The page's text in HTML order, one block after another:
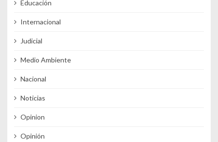
Educación
Internacional
Judicial
Medio Ambiente
Nacional
Noticias
Opinion
Opinión